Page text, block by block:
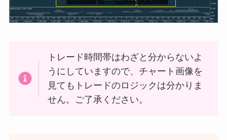
トレード時間帯はわざと分からないよ
うにしていますので、チャート画像を
見てもトレードのロジックは分かりま
せん。ご了承ください。